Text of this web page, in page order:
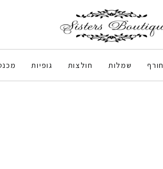
חורף שמלות חולצות גופיות